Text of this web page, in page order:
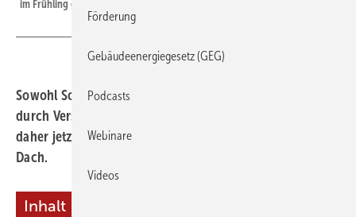
im Frühling ein Check der Anlage durch Fachleute.
Sowohl Solarstrom- als auch Solarwärmeanlagen können
durch Verschmutzungen an Leistung einbüßen. Es ist
daher jetzt die Zeit für einen Frühjahrsputz auf dem
Dach.
Inhalt
Förderung
Gebäudeenergiegesetz (GEG)
Podcasts
Webinare
Videos